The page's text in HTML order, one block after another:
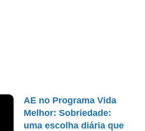
AE no Programa Vida
Melhor: Sobriedade:
uma escolha diária que